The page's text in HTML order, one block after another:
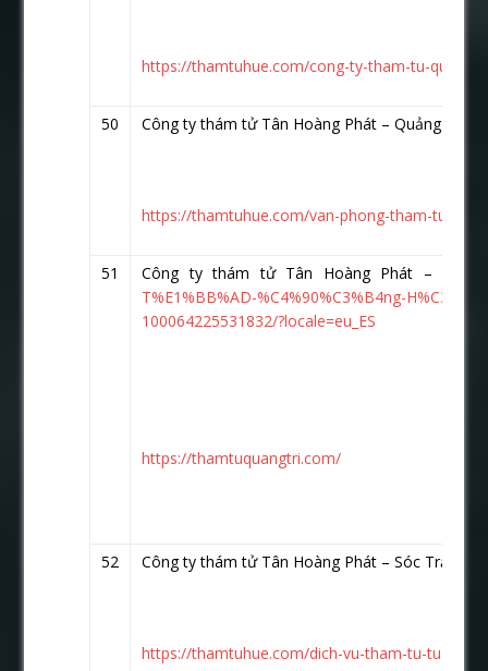
https://thamtuhue.com/cong-ty-tham-tu-quang-
50 Công ty thám tử Tân Hoàng Phát – Quảng Ninh
https://thamtuhue.com/van-phong-tham-tu-tai-
51
Công ty thám tử Tân Hoàng Phát –
T%E1%BB%AD-%C4%90%C3%B4ng-
100064225531832/?locale=eu_ES
https://thamtuquangtri.com/
52 Công ty thám tử Tân Hoàng Phát – Sóc Trăng
https://thamtuhue.com/dich-vu-tham-tu-tu-soc-